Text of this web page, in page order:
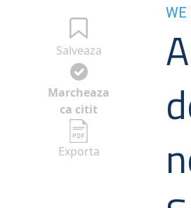
Salveaza
Marcheaza
ca citit
Exporta
WE